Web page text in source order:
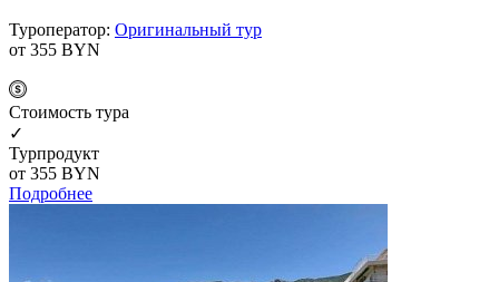
Туроператор: Оригинальный тур
от 355 BYN
Cтоимость тура
✓
Турпродукт
от 355 BYN
Подробнее